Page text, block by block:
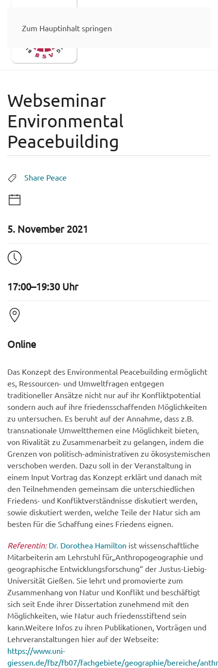
Zum Hauptinhalt springen
Webseminar
Environmental
Peacebuilding
Share Peace
5. November 2021
17:00–19:30 Uhr
Online
Das Konzept des Environmental Peacebuilding ermöglicht
es, Ressourcen- und Umweltfragen entgegen
traditioneller Ansätze nicht nur auf ihr Konfliktpotential
sondern auch auf ihre friedensschaffenden Möglichkeiten
zu untersuchen. Es beruht auf der Annahme, dass z.B.
transnationale Umweltthemen eine Möglichkeit bieten,
von Rivalität zu Zusammenarbeit zu gelangen, indem die
Grenzen von politisch-administrativen zu ökosystemischen
verschoben werden. Dazu soll in der Veranstaltung in
einem Input Vortrag das Konzept erklärt und danach mit
den Teilnehmenden gemeinsam die unterschiedlichen
Friedens- und Konfliktverständnisse diskutiert werden,
sowie diskutiert werden, welche Teile der Natur sich am
besten für die Schaffung eines Friedens eignen.
Referentin: Dr. Dorothea Hamilton ist wissenschaftliche
Mitarbeiterin am Lehrstuhl für„Anthropogeographie und
geographische Entwicklungsforschung“ der Justus-Liebig-
Universität Gießen. Sie lehrt und promovierte zum
Zusammenhang von Natur und Konflikt und beschäftigt
sich seit Ende ihrer Dissertation zunehmend mit den
Möglichkeiten, wie Natur auch friedensstiftend sein
kann.Weitere Infos zu ihren Publikationen, Vorträgen und
Lehrveranstaltungen hier auf der Webseite:
https://www.uni-
giessen.de/fbz/fb07/fachgebiete/geographie/bereiche/